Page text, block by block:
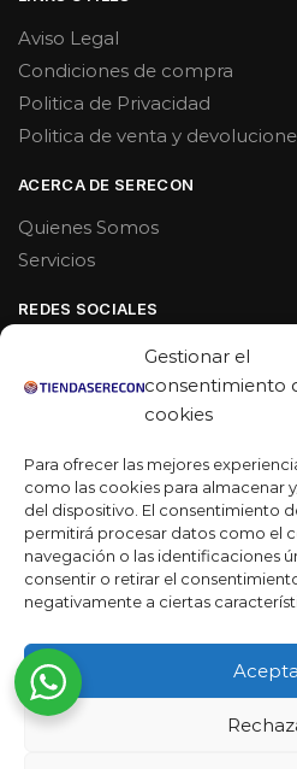
Gestionar el
consentimiento
cookies
Para ofrecer las mejores
como las cookies para almacenar
del dispositivo. El consentimiento
permitirá procesar datos como el
navegación o las identificaciones
consentir o retirar el
negativamente a ciertas
Aviso Legal
Condiciones de compra
Politica de Privacidad
Politica de venta y
ACERCA DE SERECON
Quienes Somos
Servicios
REDES SOCIALES
Linkedin
MAS DE 50 RESEÑAS
★★★★★
La verdad es que fue una
día. ¡Estoy muy satisfecha con la
servicio!
Desarrollado por